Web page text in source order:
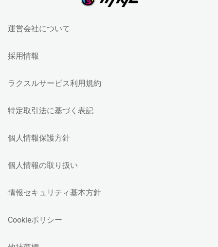
運営会社について
採用情報
ラクスルサービス利用規約
特定取引法に基づく表記
個人情報保護方針
個人情報の取り扱い
情報セキュリティ基本方針
Cookieポリシー